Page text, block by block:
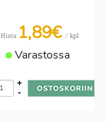
Hinta 1,89€/ kpl
Varastossa
-
+